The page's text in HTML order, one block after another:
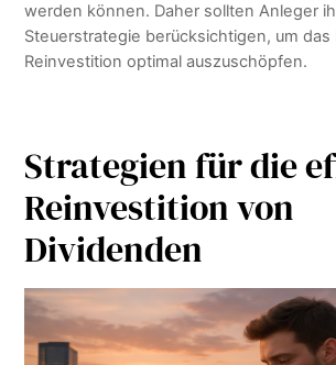
werden können. Daher sollten Anleger
Steuerstrategie berücksichtigen, um das
Reinvestition optimal auszuschöpfen.
Strategien für die
Reinvestition von
Dividenden